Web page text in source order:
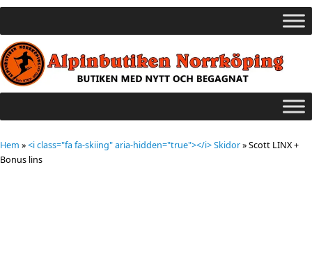
Hem »<i class="fa fa-skiing" aria-hidden="true"></i> Skidor»Scott LINX +
Bonus lins